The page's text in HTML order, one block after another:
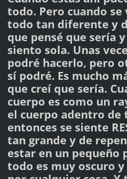
todo. Pero cuando se
todo tan diferente y
que pensé que sería
siento sola. Unas
podré hacerlo, pero
sí podré. Es mucho
que creí que sería.
cuerpo es como un
el cuerpo adentro de
entonces se siente
tan grande y de
estar en un pequeño
todo es muy oscuro